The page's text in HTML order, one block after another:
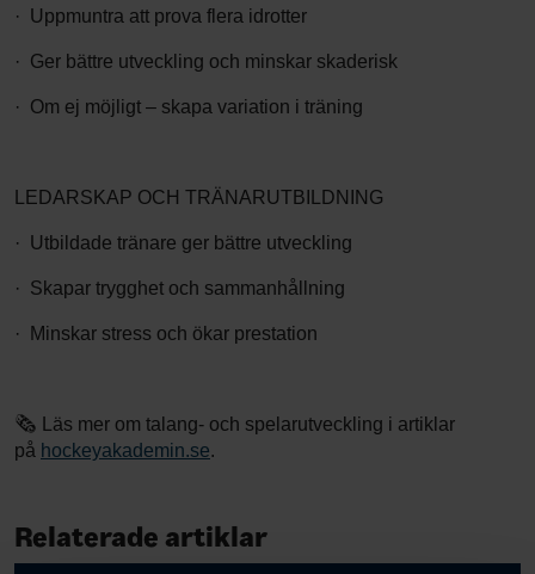
· Uppmuntra att prova flera idrotter
· Ger bättre utveckling och minskar skaderisk
· Om ej möjligt – skapa variation i träning
LEDARSKAP OCH TRÄNARUTBILDNING
· Utbildade tränare ger bättre utveckling
· Skapar trygghet och sammanhållning
· Minskar stress och ökar prestation
🗞️ Läs mer om talang- och spelarutveckling i artiklar
på hockeyakademin.se.
Relaterade artiklar